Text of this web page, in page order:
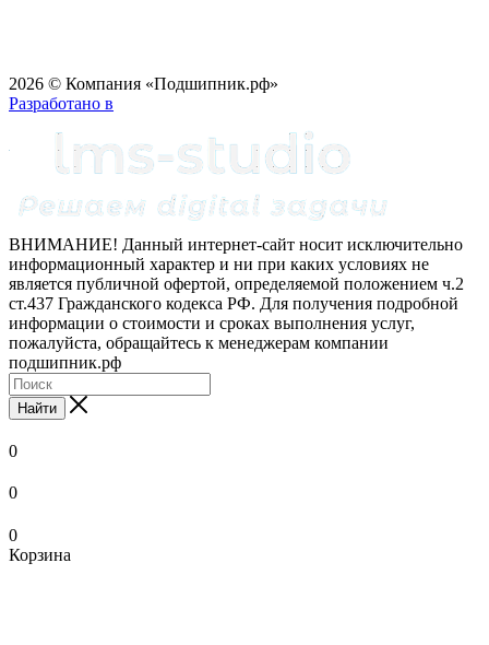
2026 © Компания «Подшипник.рф»
Разработано в
ВНИМАНИЕ! Данный интернет-сайт носит исключительно
информационный характер и ни при каких условиях не
является публичной офертой, определяемой положением ч.2
ст.437 Гражданского кодекса РФ. Для получения подробной
информации о стоимости и сроках выполнения услуг,
пожалуйста, обращайтесь к менеджерам компании
подшипник.рф
Найти
0
0
0
Корзина